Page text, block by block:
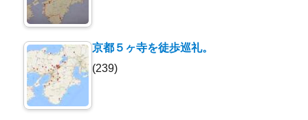
京都５ヶ寺を徒歩巡礼。
(239)